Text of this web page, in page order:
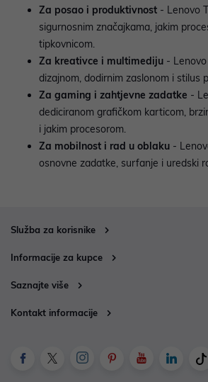
Za posao i produktivnost - Lenovo
sigurnosnim značajkama, jakim
tipkovnicom.
Za kreativce i multimediju -
dizajnom, dodirnim zaslonom i stilus
Za gaming i zahtjevne zadatke -
dediciranom grafičkom karticom,
i jakim procesorom.
Za mobilnost i rad u oblaku -
osnovne zadatke, surfanje i uredski
Služba za korisnike
Informacije za kupce
Saznajte više
Kontakt informacije